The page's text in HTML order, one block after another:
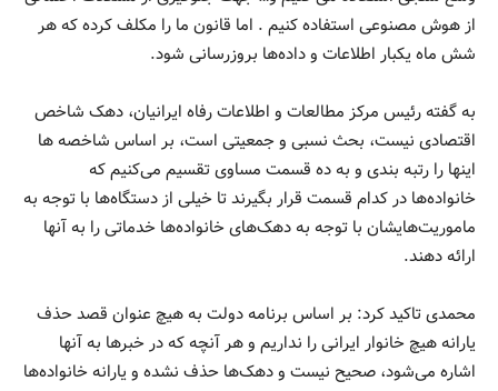
از هوش مصنوعی استفاده کنیم . اما قانون ما را مکلف کرده که هر
شش ماه یکبار اطلاعات و داده‌ها بروزرسانی شود.
به گفته رئیس مرکز مطالعات و اطلاعات رفاه ایرانیان، دهک شاخص
اقتصادی نیست، بحث نسبی و جمعیتی است، بر اساس شاخصه ها
اینها را رتبه بندی و به ده قسمت مساوی تقسیم می‌کنیم که
خانواده‌ها در کدام قسمت قرار بگیرند تا خیلی از دستگاه‌ها با توجه به
ماموریت‌هایشان با توجه به دهک‌های خانواده‌ها خدماتی را به آنها
ارائه دهند.
محمدی تاکید کرد: بر اساس برنامه دولت به هیچ عنوان قصد حذف
یارانه هیچ خانوار ایرانی را نداریم و هر آنچه که در خبرها به آنها
اشاره می‌شود، صحیح نیست و دهک‌ها حذف نشده و یارانه خانواده‌ها